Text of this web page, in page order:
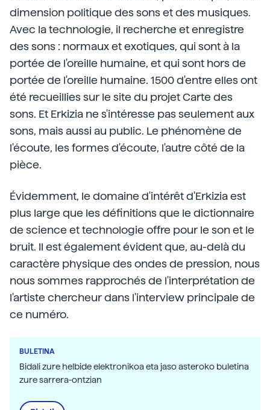
dimension politique des sons et des musiques.
Avec la technologie, il recherche et enregistre
des sons : normaux et exotiques, qui sont à la
portée de l'oreille humaine, et qui sont hors de
portée de l'oreille humaine. 1500 d'entre elles ont
été recueillies sur le site du projet Carte des
sons. Et Erkizia ne s'intéresse pas seulement aux
sons, mais aussi au public. Le phénomène de
l'écoute, les formes d'écoute, l'autre côté de la
pièce.
Évidemment, le domaine d'intérêt d'Erkizia est
plus large que les définitions que le dictionnaire
de science et technologie offre pour le son et le
bruit. Il est également évident que, au-delà du
caractère physique des ondes de pression, nous
nous sommes rapprochés de l'interprétation de
l'artiste chercheur dans l'interview principale de
ce numéro.
BULETINA
Bidali zure helbide elektronikoa eta jaso asteroko buletina
zure sarrera-ontzian